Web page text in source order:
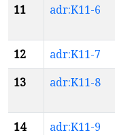
11
adr:K11-6
12 adr:K11-7
13
adr:K11-8
14 adr:K11-9